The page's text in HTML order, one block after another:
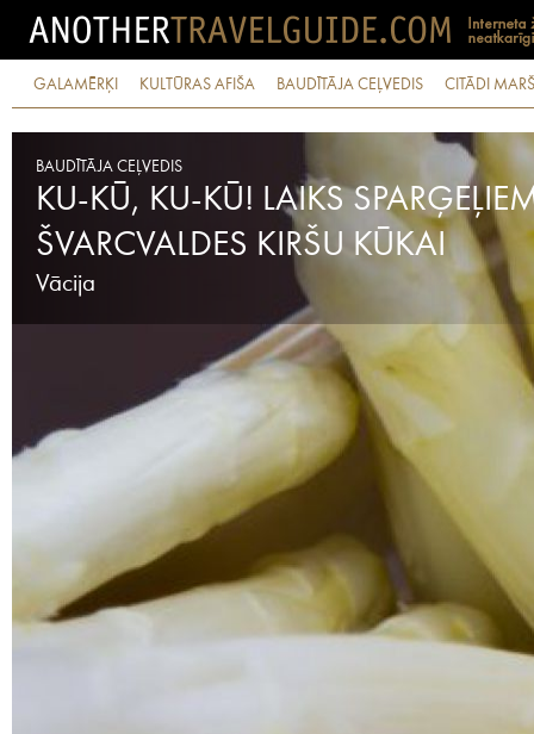
GALAMĒRĶI KULTŪRAS AFIŠA BAUDĪTĀJA CEĻVEDIS CITĀDI
BAUDĪTĀJA CEĻVEDIS
KU-KŪ, KU-KŪ! LAIKS
ŠVARCVALDES KIRŠU KŪKAI
Vācija